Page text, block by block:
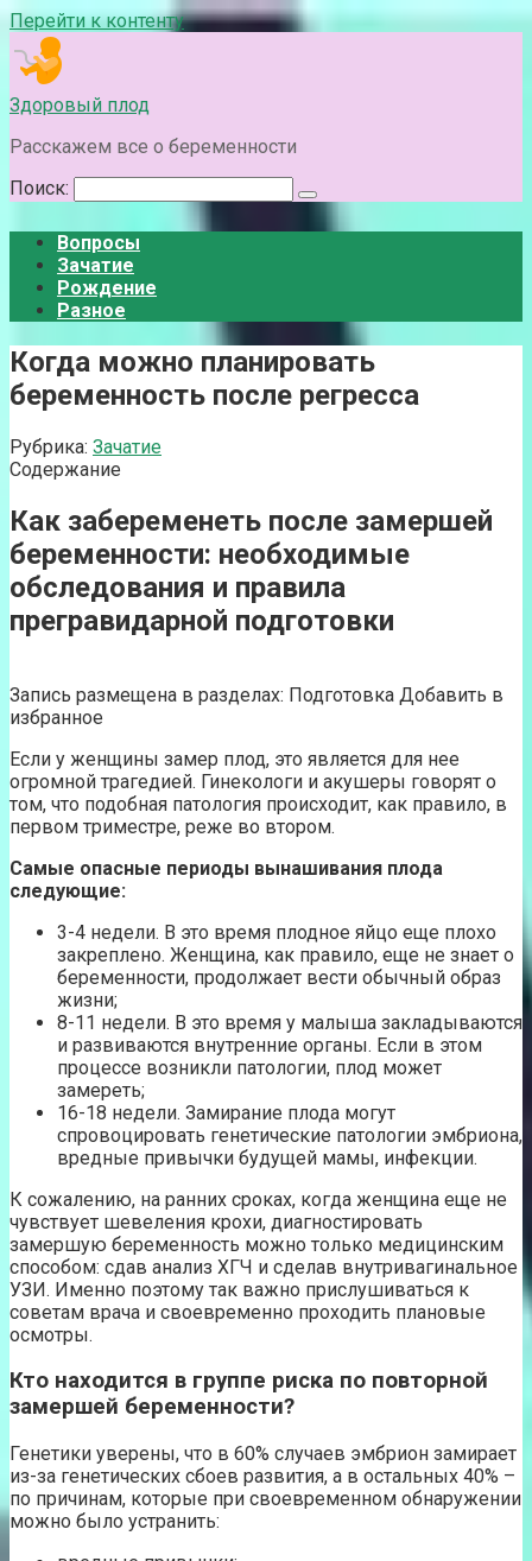
Перейти к контенту
Здоровый плод
Расскажем все о беременности
Поиск:
Вопросы
Зачатие
Рождение
Разное
Когда можно планировать
беременность после регресса
Рубрика: Зачатие
Содержание
Как забеременеть после замершей
беременности: необходимые
обследования и правила
прегравидарной подготовки
Запись размещена в разделах: Подготовка Добавить в
избранное
Если у женщины замер плод, это является для нее
огромной трагедией. Гинекологи и акушеры говорят о
том, что подобная патология происходит, как правило, в
первом триместре, реже во втором.
Самые опасные периоды вынашивания плода
следующие:
3-4 недели. В это время плодное яйцо еще плохо
закреплено. Женщина, как правило, еще не знает о
беременности, продолжает вести обычный образ
жизни;
8-11 недели. В это время у малыша закладываются
и развиваются внутренние органы. Если в этом
процессе возникли патологии, плод может
замереть;
16-18 недели. Замирание плода могут
спровоцировать генетические патологии эмбриона,
вредные привычки будущей мамы, инфекции.
К сожалению, на ранних сроках, когда женщина еще не
чувствует шевеления крохи, диагностировать
замершую беременность можно только медицинским
способом: сдав анализ ХГЧ и сделав внутривагинальное
УЗИ. Именно поэтому так важно прислушиваться к
советам врача и своевременно проходить плановые
осмотры.
Кто находится в группе риска по повторной
замершей беременности?
Генетики уверены, что в 60% случаев эмбрион замирает
из-за генетических сбоев развития, а в остальных 40% –
по причинам, которые при своевременном обнаружении
можно было устранить: